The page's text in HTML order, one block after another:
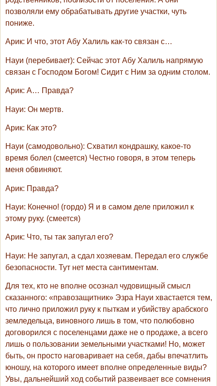
позволяли ему обрабатывать другие участки, чуть
пониже.
Арик: И что, этот Абу Халиль как-то связан с…
Науи (перебивает): Сейчас этот Абу Халиль напрямую
связан с Господом Богом! Сидит с Ним за одним столом.
Арик: А… Правда?
Науи: Он мертв.
Арик: Как это?
Науи (самодовольно): Схватил кондрашку, какое-то
время болел (смеется) Честно говоря, в этом теперь
меня обвиняют.
Арик: Правда?
Науи: Конечно! (гордо) Я и в самом деле приложил к
этому руку. (смеется)
Арик: Что, ты так запугал его?
Науи: Не запугал, а сдал хозяевам. Передал его службе
безопасности. Тут нет места сантиментам.
Для тех, кто не вполне осознал чудовищный смысл
сказанного: «правозащитник» Эзра Науи хвастается тем,
что лично приложил руку к пыткам и убийству арабского
земледельца, виновного лишь в том, что полюбовно
договорился с поселенцами даже не о продаже, а всего
лишь о пользовании земельными участками! Но, может
быть, он просто наговаривает на себя, дабы впечатлить
юношу, на которого имеет вполне определенные виды?
Увы, дальнейший ход событий развеивает все сомнения